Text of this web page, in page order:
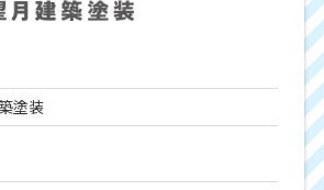
塗装